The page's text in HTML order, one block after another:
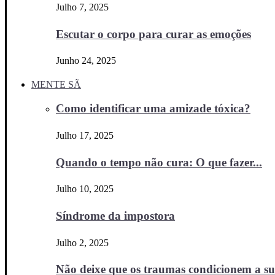
Julho 7, 2025
Escutar o corpo para curar as emoções
Junho 24, 2025
MENTE SÃ
Como identificar uma amizade tóxica?
Julho 17, 2025
Quando o tempo não cura: O que fazer...
Julho 10, 2025
Síndrome da impostora
Julho 2, 2025
Não deixe que os traumas condicionem a